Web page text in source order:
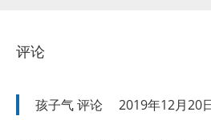
评论
孩子气评论 2019年12月20